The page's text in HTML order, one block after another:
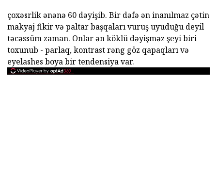
çoxəsrlik ənənə 60 dəyişib. Bir dəfə ən inanılmaz çətin
makyaj fikir və paltar başqaları vuruş uyuduğu deyil
təcəssüm zaman. Onlar ən köklü dəyişməz şeyi biri
toxunub - parlaq, kontrast rəng göz qapaqları və
eyelashes boya bir tendensiya var.